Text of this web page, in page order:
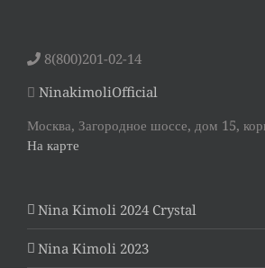
8(800)201-02-14
NinakimoliOfficial
Москва, Загородное шоссе, дом 15,
На карте
Nina Kimoli 2024 Crystal
Nina Kimoli 2023